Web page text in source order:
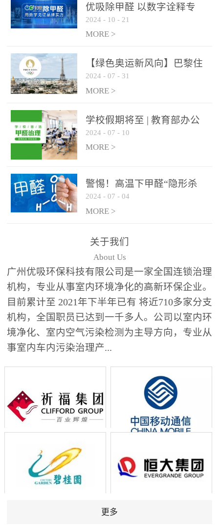
优吸除甲醛 以数字诠释专
业，尽显除醛品牌实力！
2024 - 10 - 21
MORE >
【绿色奥运新风向】巴黎住
宿风波：优吸环保共建健康
绿色家居
2024 - 07 - 31
MORE >
学校假期将至 | 教育部办公
厅关于加强学校新建校舍室
内空气质量管理通知
2024 - 07 - 10
MORE >
警惕！高温下甲醛“隐形杀
手”来袭，你的家安全吗？
2024 - 07 - 04
MORE >
关于我们
About Us
广州优吸环保科技有限公司是一家全国连锁治理
机构，专业从事室内环境净化的高新环保企业。
目前累计至 2021年下半年已有 将近710多家分支
机构，全国职员已达到一千多人。公司以室内环
境净化、室内空气污染检测为主导方向，专业从
事室内车内污染治理产...
更多